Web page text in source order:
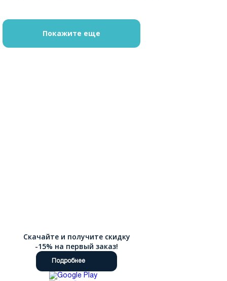
Покажите еще
Скачайте и получите скидку
-15% на первый заказ!
Подробнее